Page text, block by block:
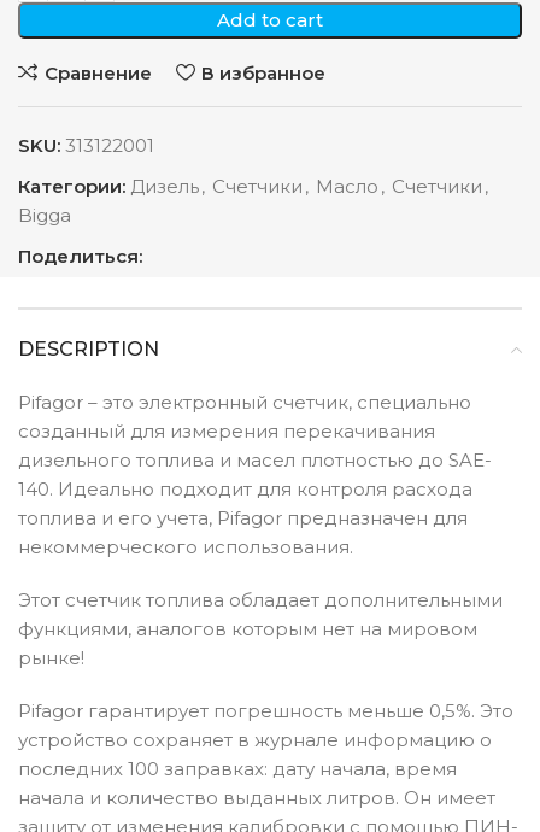
Add to cart
Сравнение В избранное
SKU: 313122001
Категории: Дизель, Счетчики , Масло , Счетчики ,
Bigga
Поделиться:
DESCRIPTION
Pifagor – это электронный счетчик, специально
созданный для измерения перекачивания
дизельного топлива и масел плотностью до SAE-
140. Идеально подходит для контроля расхода
топлива и его учета, Pifagor предназначен для
некоммерческого использования.
Этот счетчик топлива обладает дополнительными
функциями, аналогов которым нет на мировом
рынке!
Pifagor гарантирует погрешность меньше 0,5%. Это
устройство сохраняет в журнале информацию о
последних 100 заправках: дату начала, время
начала и количество выданных литров. Он имеет
защиту от изменения калибровки с помощью ПИН-